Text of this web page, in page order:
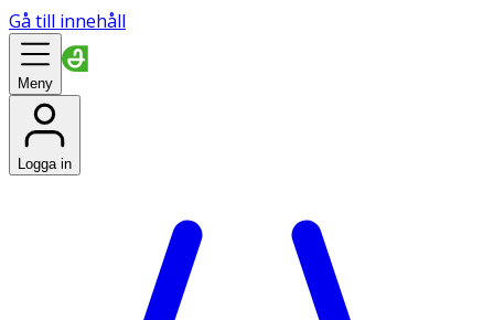
Gå till innehåll
Meny
Logga in